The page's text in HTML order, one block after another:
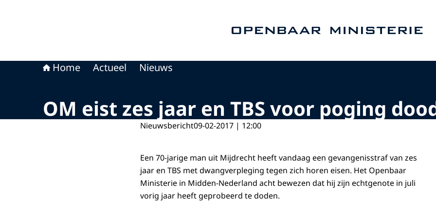
Home Actueel Nieuws
OM eist zes jaar en TBS voor poging
Nieuwsbericht09-02-2017 | 12:00
Een 70-jarige man uit Mijdrecht heeft vandaag een gevangenisstraf van zes
jaar en TBS met dwangverpleging tegen zich horen eisen. Het Openbaar
Ministerie in Midden-Nederland acht bewezen dat hij zijn echtgenote in juli
vorig jaar heeft geprobeerd te doden.